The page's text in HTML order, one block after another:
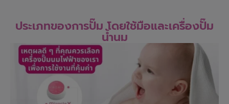
ประเภทของการปั๊ม โดยใช้มือและเครื่องปั๊ม
น้ำนม